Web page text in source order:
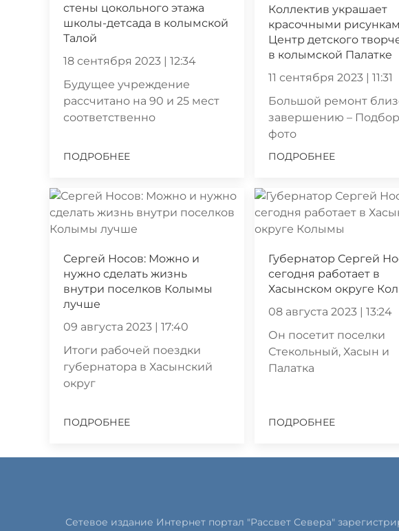
стены цокольного этажа
школы-детсада в колымской
Талой
18 сентября 2023 | 12:34
Будущее учреждение
рассчитано на 90 и 25 мест
соответственно
ПОДРОБНЕЕ
Коллектив украшает
красочными
Центр детского
в колымской Палатке
11 сентября 2023 | 11:31
Большой ремонт
завершению –
фото
ПОДРОБНЕЕ
Сергей Носов: Можно и
нужно сделать жизнь
внутри поселков Колымы
лучше
09 августа 2023 | 17:40
Итоги рабочей поездки
губернатора в Хасынский
округ
ПОДРОБНЕЕ
Губернатор Сергей
сегодня работает в
Хасынском округе
08 августа 2023 | 13:24
Он посетит поселки
Стекольный, Хасын и
Палатка
ПОДРОБНЕЕ
Сетевое издание Интернет портал "Рассвет Севера"